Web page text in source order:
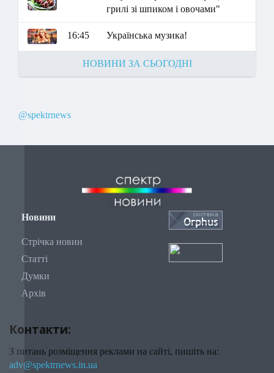
грилі зі шпиком і овочами"
16:45 Українська музика!
НОВИНИ ЗА СЬОГОДНІ
@spektrnews
Новини
Стрічка новин
Статті
Думки
Архів
Контакти:
З питань розміщення реклами на сайті, пишіть на:
adv@spektrnews.in.ua